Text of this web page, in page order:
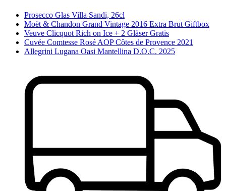
Prosecco Glas Villa Sandi, 26cl
Moët & Chandon Grand Vintage 2016 Extra Brut Giftbox
Veuve Clicquot Rich on Ice + 2 Gläser Gratis
Cuvée Comtesse Rosé AOP Côtes de Provence 2021
Allegrini Lugana Oasi Mantellina D.O.C. 2025